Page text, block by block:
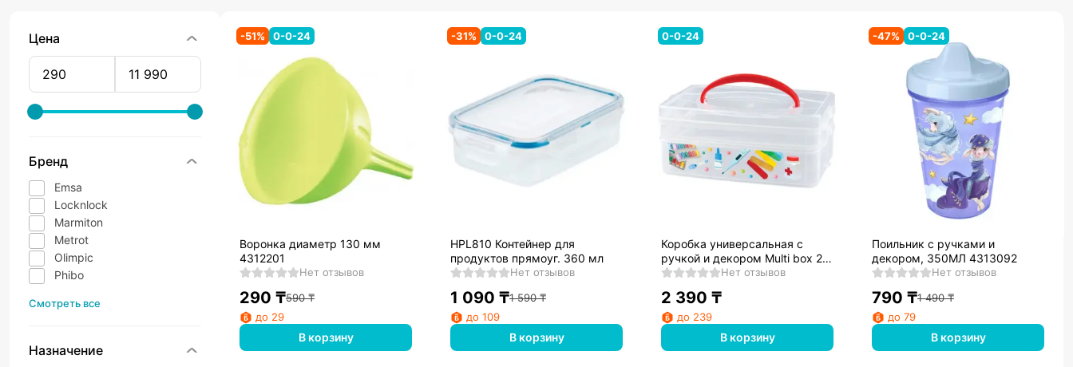
Цена
Бренд
Emsa
Locknlock
Marmiton
Metrot
Olimpic
Phibo
Смотреть все
Назначение
-51% 0-0-24
Воронка диаметр 130 мм
4312201
Нет отзывов
290 ₸590₸
до 29
В корзину
-31% 0-0-24
HPL810 Контейнер для
продуктов прямоуг. 360 мл
Нет отзывов
1 090 ₸1 590₸
до 109
В корзину
0-0-24
Коробка универсальная с
ручкой и декором Multi box 2
секции, 245х160х105 мм,
Нет отзывов
2 390 ₸
до 239
В корзину
-47% 0-0-24
Поильник с ручками и
декором, 350МЛ 4313092
Нет отзывов
790 ₸1 490₸
до 79
В корзину